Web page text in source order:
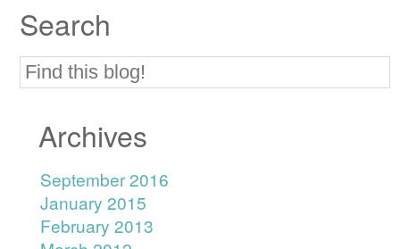
Search
Archives
September 2016
January 2015
February 2013